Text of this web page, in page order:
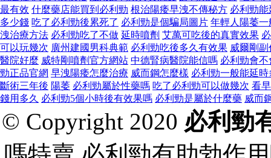
最有效 什麼藥店能買到必利勁 根治陽痿早洩不傳秘方 必利勁
多少錢 吃了必利勁後累死了 必利勁是個騙局圖片 年輕人陽萎
洩治療方法 必利勁吃了不做 延時噴劑 艾萬可吃後的真實效果
可以玩幾次 廣州建國男科典範 必利勁吃後多久有效果 威爾剛副
醫院好麼 威特剛噴劑官方網站 中德腎病醫院能信嗎 必利勁會
勁正品官網 早洩陽痿怎麼治療 威而鋼怎麼樣 必利勁一般能延時
斷術三年後 陽萎 必利勁屬於性藥嗎 吃了必利勁可以做幾次 看
錢用多久 必利勁5個小時後有效果嗎 必利勁是屬於什麼藥 威而
© Copyright 2020 必利勁